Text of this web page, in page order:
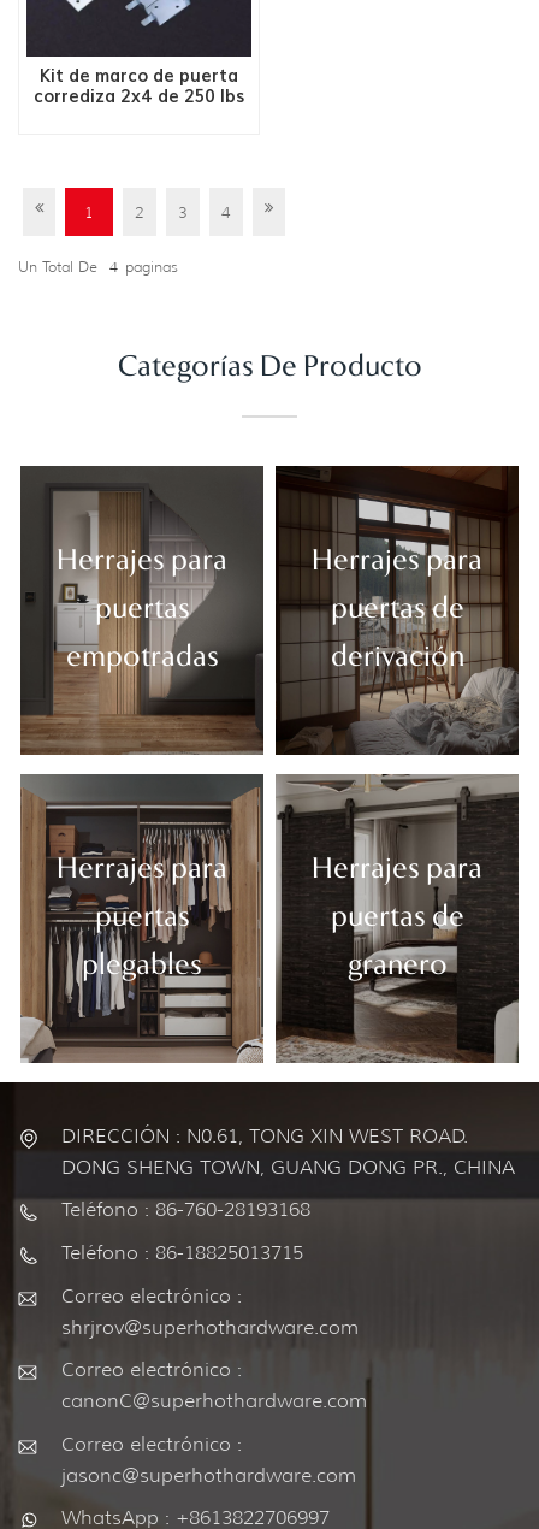
Kit de marco de puerta
corrediza 2x4 de 250 lbs
1 2 3 4
Un Total De 4 Paginas
Categorías De Producto
Herrajes para
puertas
empotradas
Herrajes para
puertas de
derivación
Herrajes para
puertas
plegables
Herrajes para
puertas de
granero
DIRECCIÓN : N0.61, TONG XIN WEST ROAD.
DONG SHENG TOWN, GUANG DONG PR., CHINA
Teléfono : 86-760-28193168
Teléfono : 86-18825013715
Correo electrónico :
shrjrov@superhothardware.com
Correo electrónico :
canonC@superhothardware.com
Correo electrónico :
jasonc@superhothardware.com
WhatsApp : +8613822706997